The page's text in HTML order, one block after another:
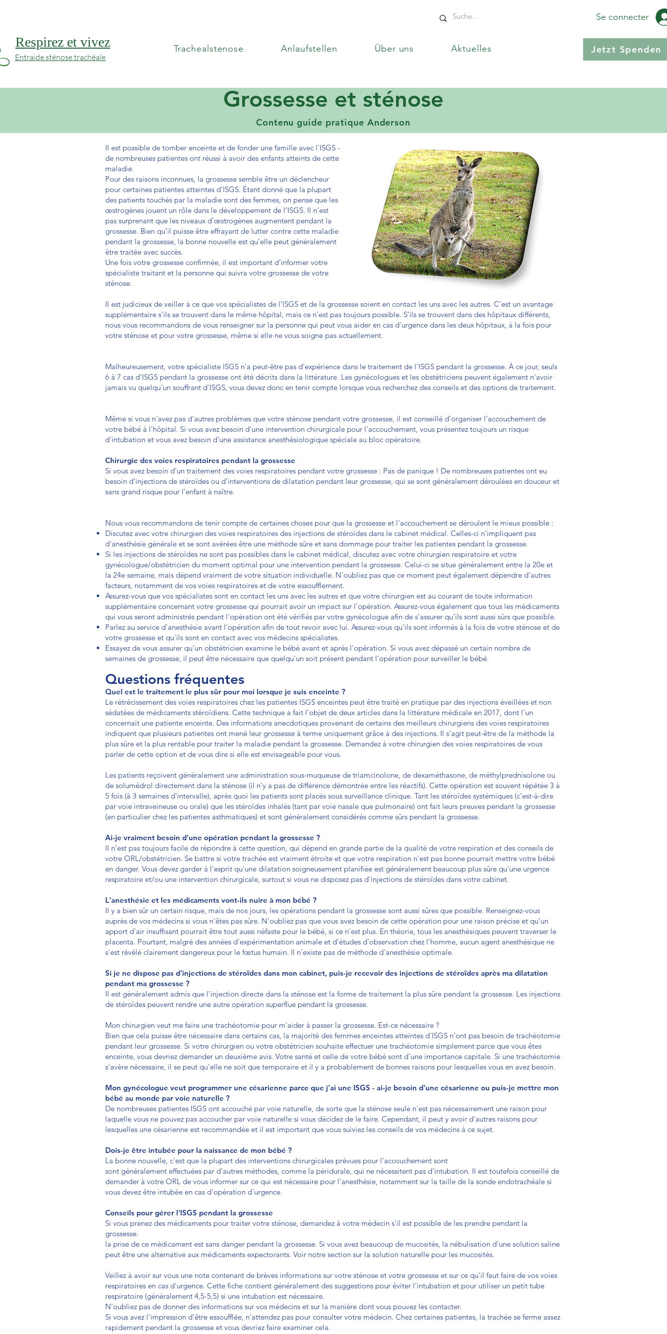
Respirez et vivez
Entraide sténose trachéale
Trachealstenose Anlaufstellen Über uns Aktuelles
Se connecter
Jetzt Spenden
Grossesse et sténose
Contenu guide pratique Anderson
Il est possible de tomber enceinte et de fonder une famille avec l'ISGS -
de nombreuses patientes ont réussi à avoir des enfants atteints de cette
maladie.
Pour des raisons inconnues, la grossesse semble être un déclencheur
pour certaines patientes atteintes d'ISGS. Étant donné que la plupart
des patients touchés par la maladie sont des femmes, on pense que les
œstrogènes jouent un rôle dans le développement de l’ISGS. Il n’est
pas surprenant que les niveaux d’œstrogènes augmentent pendant la
grossesse. Bien qu’il puisse être effrayant de lutter contre cette maladie
pendant la grossesse, la bonne nouvelle est qu’elle peut généralement
être traitée avec succès.
Une fois votre grossesse confirmée, il est important d’informer votre
spécialiste traitant et la personne qui suivra votre grossesse de votre
sténose.
Il est judicieux de veiller à ce que vos spécialistes de l'ISGS et de la grossesse soient en contact les uns avec les autres. C'est un avantage
supplémentaire s'ils se trouvent dans le même hôpital, mais ce n'est pas toujours possible. S'ils se trouvent dans des hôpitaux différents,
nous vous recommandons de vous renseigner sur la personne qui peut vous aider en cas d'urgence dans les deux hôpitaux, à la fois pour
votre sténose et pour votre grossesse, même si elle ne vous soigne pas actuellement.
Malheureusement, votre spécialiste ISGS n'a peut-être pas d'expérience dans le traitement de l'ISGS pendant la grossesse. À ce jour, seuls
6 à 7 cas d'ISGS pendant la grossesse ont été décrits dans la littérature. Les gynécologues et les obstétriciens peuvent également n'avoir
jamais vu quelqu'un souffrant d'ISGS, vous devez donc en tenir compte lorsque vous recherchez des conseils et des options de traitement.
Même si vous n'avez pas d'autres problèmes que votre sténose pendant votre grossesse, il est conseillé d'organiser l'accouchement de
votre bébé à l'hôpital. Si vous avez besoin d'une intervention chirurgicale pour l'accouchement, vous présentez toujours un risque
d'intubation et vous avez besoin d'une assistance anesthésiologique spéciale au bloc opératoire.
Chirurgie des voies respiratoires pendant la grossesse
Si vous avez besoin d'un traitement des voies respiratoires pendant votre grossesse : Pas de panique ! De nombreuses patientes ont eu
besoin d'injections de stéroïdes ou d'interventions de dilatation pendant leur grossesse, qui se sont généralement déroulées en douceur et
sans grand risque pour l'enfant à naître.
Nous vous recommandons de tenir compte de certaines choses pour que la grossesse et l'accouchement se déroulent le mieux possible :
Discutez avec votre chirurgien des voies respiratoires des injections de stéroïdes dans le cabinet médical. Celles-ci n'impliquent pas
d'anesthésie générale et se sont avérées être une méthode sûre et sans dommage pour traiter les patientes pendant la grossesse.
Si les injections de stéroïdes ne sont pas possibles dans le cabinet médical, discutez avec votre chirurgien respiratoire et votre
gynécologue/obstétricien du moment optimal pour une intervention pendant la grossesse. Celui-ci se situe généralement entre la 20e et
la 24e semaine, mais dépend vraiment de votre situation individuelle. N'oubliez pas que ce moment peut également dépendre d'autres
facteurs, notamment de vos voies respiratoires et de votre essoufflement.
Assurez-vous que vos spécialistes sont en contact les uns avec les autres et que votre chirurgien est au courant de toute information
supplémentaire concernant votre grossesse qui pourrait avoir un impact sur l'opération. Assurez-vous également que tous les médicaments
qui vous seront administrés pendant l'opération ont été vérifiés par votre gynécologue afin de s'assurer qu'ils sont aussi sûrs que possible.
Parlez au service d'anesthésie avant l'opération afin de tout revoir avec lui. Assurez-vous qu'ils sont informés à la fois de votre sténose et de
votre grossesse et qu'ils sont en contact avec vos médecins spécialistes.
Essayez de vous assurer qu'un obstétricien examine le bébé avant et après l'opération. Si vous avez dépassé un certain nombre de
semaines de grossesse, il peut être nécessaire que quelqu'un soit présent pendant l'opération pour surveiller le bébé.
Questions fréquentes
Quel est le traitement le plus sûr pour moi lorsque je suis enceinte ?
Le rétrécissement des voies respiratoires chez les patientes ISGS enceintes peut être traité en pratique par des injections éveillées et non
sédatées de médicaments stéroïdiens. Cette technique a fait l'objet de deux articles dans la littérature médicale en 2017, dont l'un
concernait une patiente enceinte. Des informations anecdotiques provenant de certains des meilleurs chirurgiens des voies respiratoires
indiquent que plusieurs patientes ont mené leur grossesse à terme uniquement grâce à des injections. Il s'agit peut-être de la méthode la
plus sûre et la plus rentable pour traiter la maladie pendant la grossesse. Demandez à votre chirurgien des voies respiratoires de vous
parler de cette option et de vous dire si elle est envisageable pour vous.
Les patients reçoivent généralement une administration sous-muqueuse de triamcinolone, de dexaméthasone, de méthylprednisolone ou
de solumédrol directement dans la sténose (il n'y a pas de différence démontrée entre les réactifs). Cette opération est souvent répétée 3 à
5 fois (à 3 semaines d'intervalle), après quoi les patients sont placés sous surveillance clinique. Tant les stéroïdes systémiques (c'est-à-dire
par voie intraveineuse ou orale) que les stéroïdes inhalés (tant par voie nasale que pulmonaire) ont fait leurs preuves pendant la grossesse
(en particulier chez les patientes asthmatiques) et sont généralement considérés comme sûrs pendant la grossesse.
Ai-je vraiment besoin d'une opération pendant la grossesse ?
Il n'est pas toujours facile de répondre à cette question, qui dépend en grande partie de la qualité de votre respiration et des conseils de
votre ORL/obstétricien. Se battre si votre trachée est vraiment étroite et que votre respiration n'est pas bonne pourrait mettre votre bébé
en danger. Vous devez garder à l'esprit qu'une dilatation soigneusement planifiée est généralement beaucoup plus sûre qu'une urgence
respiratoire et/ou une intervention chirurgicale, surtout si vous ne disposez pas d'injections de stéroïdes dans votre cabinet.
L'anesthésie et les médicaments vont-ils nuire à mon bébé ?
Il y a bien sûr un certain risque, mais de nos jours, les opérations pendant la grossesse sont aussi sûres que possible. Renseignez-vous
auprès de vos médecins si vous n'êtes pas sûre. N'oubliez pas que vous avez besoin de cette opération pour une raison précise et qu'un
apport d'air insuffisant pourrait être tout aussi néfaste pour le bébé, si ce n'est plus. En théorie, tous les anesthésiques peuvent traverser le
placenta. Pourtant, malgré des années d'expérimentation animale et d'études d'observation chez l'homme, aucun agent anesthésique ne
s'est révélé clairement dangereux pour le fœtus humain. Il n'existe pas de méthode d'anesthésie optimale.
Si je ne dispose pas d'injections de stéroïdes dans mon cabinet, puis-je recevoir des injections de stéroïdes après ma dilatation
pendant ma grossesse ?
Il est généralement admis que l'injection directe dans la sténose est la forme de traitement la plus sûre pendant la grossesse. Les injections
de stéroïdes peuvent rendre une autre opération superflue pendant la grossesse.
Mon chirurgien veut me faire une trachéotomie pour m'aider à passer la grossesse. Est-ce nécessaire ?
Bien que cela puisse être nécessaire dans certains cas, la majorité des femmes enceintes atteintes d'ISGS n'ont pas besoin de trachéotomie
pendant leur grossesse. Si votre chirurgien ou votre obstétricien souhaite effectuer une trachéotomie simplement parce que vous êtes
enceinte, vous devriez demander un deuxième avis. Votre santé et celle de votre bébé sont d'une importance capitale. Si une trachéotomie
s'avère nécessaire, il se peut qu'elle ne soit que temporaire et il y a probablement de bonnes raisons pour lesquelles vous en avez besoin.
Mon gynécologue veut programmer une césarienne parce que j'ai une ISGS - ai-je besoin d'une césarienne ou puis-je mettre mon
bébé au monde par voie naturelle ?
De nombreuses patientes ISGS ont accouché par voie naturelle, de sorte que la sténose seule n'est pas nécessairement une raison pour
laquelle vous ne pouvez pas accoucher par voie naturelle si vous décidez de le faire. Cependant, il peut y avoir d'autres raisons pour
lesquelles une césarienne est recommandée et il est important que vous suiviez les conseils de vos médecins à ce sujet.
Dois-je être intubée pour la naissance de mon bébé ?
La bonne nouvelle, c'est que la plupart des interventions chirurgicales prévues pour l'accouchement sont
sont généralement effectuées par d'autres méthodes, comme la péridurale, qui ne nécessitent pas d'intubation. Il est toutefois conseillé de
demander à votre ORL de vous informer sur ce qui est nécessaire pour l'anesthésie, notamment sur la taille de la sonde endotrachéale si
vous devez être intubée en cas d'opération d'urgence.
Conseils pour gérer l'ISGS pendant la grossesse
Si vous prenez des médicaments pour traiter votre sténose, demandez à votre médecin s'il est possible de les prendre pendant la
grossesse.
la prise de ce médicament est sans danger pendant la grossesse. Si vous avez beaucoup de mucosités, la nébulisation d'une solution saline
peut être une alternative aux médicaments expectorants. Voir notre section sur la solution naturelle pour les mucosités.
Veillez à avoir sur vous une note contenant de brèves informations sur votre sténose et votre grossesse et sur ce qu'il faut faire de vos voies
respiratoires en cas d'urgence. Cette fiche contient généralement des suggestions pour éviter l'intubation et pour utiliser un petit tube
respiratoire (généralement 4,5-5,5) si une intubation est nécessaire.
N'oubliez pas de donner des informations sur vos médecins et sur la manière dont vous pouvez les contacter.
Si vous avez l'impression d'être essoufflée, n'attendez pas pour consulter votre médecin. Chez certaines patientes, la trachée se ferme assez
rapidement pendant la grossesse et vous devriez faire examiner cela.